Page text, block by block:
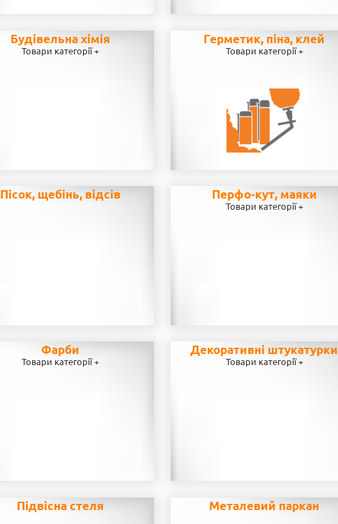
Будівельна хімія
Товари категорії +
Герметик, піна, клей
Товари категорії +
Пісок, щебінь, відсів Перфо-кут, маяки
Товари категорії +
Фарби
Товари категорії +
Декоративні штукатурки
Товари категорії +
Підвісна стеля Металевий паркан